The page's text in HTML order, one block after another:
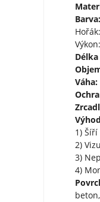
Barva:
Váha:
1)
2)
3)
4)